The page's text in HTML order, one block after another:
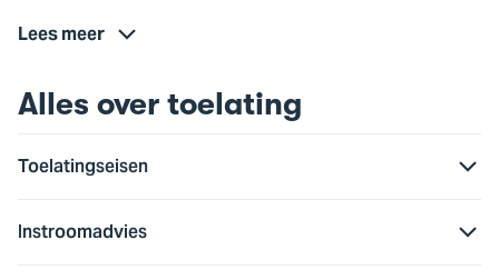
Lees meer
Alles over toelating
Toelatingseisen
Instroomadvies